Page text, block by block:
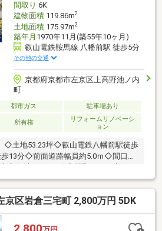
間取り 6K
建物面積119.86m2
土地面積175.97m2
築年月 1970年11月(築55年10ヶ月)
叡山電鉄鞍馬線 八幡前駅 徒歩5分
その他の交通
京都府京都市左京区上高野池ノ内
町
都市ガス 駐車場あり
所有権
リフォームリノベーシ
ョン
◇土地53.23坪◇叡山電鉄八幡前駅徒歩
13分◇前面道路幅員約5.0ｍ◇間口約
ン・トイレ・洗面台入替□■□近隣施設
高野店（約400m）・スーパーフレス
高野小学校（約760m）●お問合せ●す
北営業センター●フリーコール●0120-
京区岩倉三宅町 2,800万円 5DK